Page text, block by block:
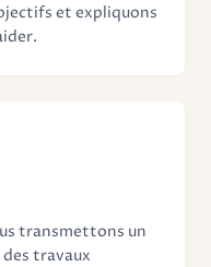
et expliquons
transmettons un
travaux